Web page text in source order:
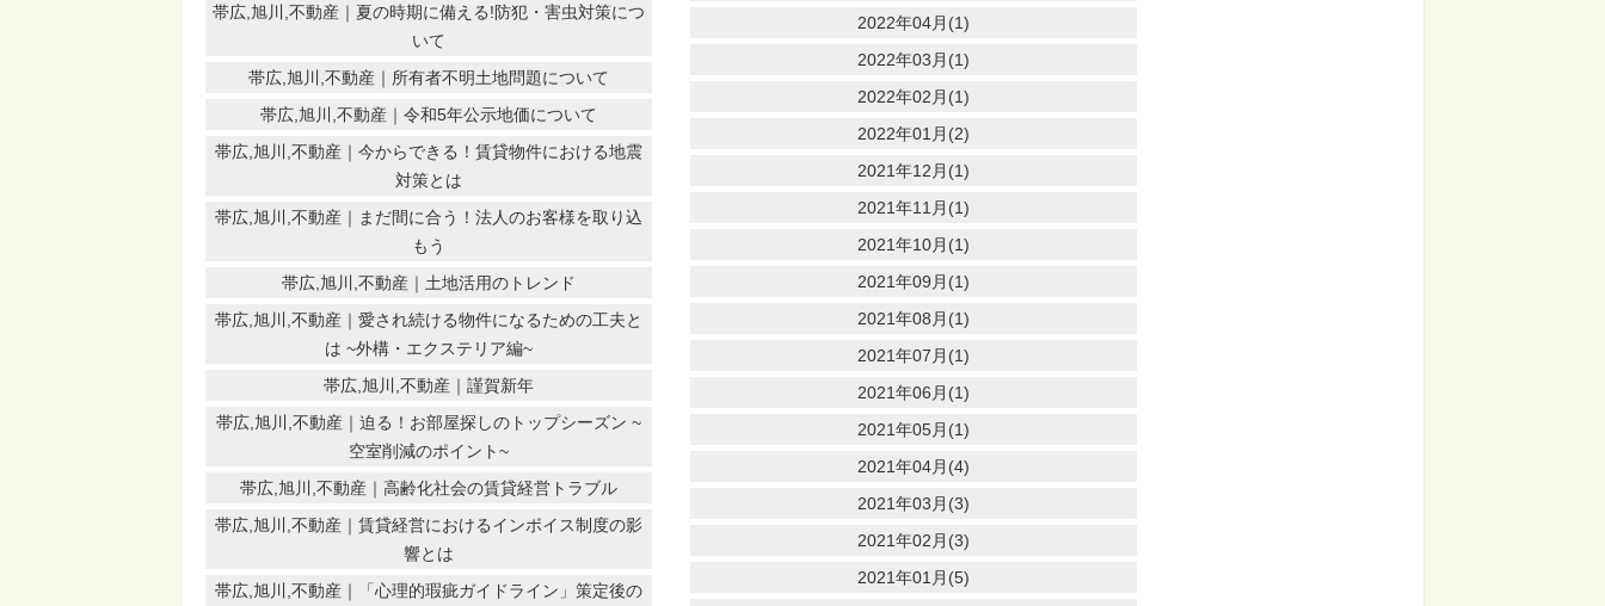
帯広,旭川,不動産｜夏の時期に備える!防犯・害虫対策につ
いて
帯広,旭川,不動産｜所有者不明土地問題について
帯広,旭川,不動産｜令和5年公示地価について
帯広,旭川,不動産｜今からできる！賃貸物件における地震
対策とは
帯広,旭川,不動産｜まだ間に合う！法人のお客様を取り込
もう
帯広,旭川,不動産｜土地活用のトレンド
帯広,旭川,不動産｜愛され続ける物件になるための工夫と
は ~外構・エクステリア編~
帯広,旭川,不動産｜謹賀新年
帯広,旭川,不動産｜迫る！お部屋探しのトップシーズン ~
空室削減のポイント~
帯広,旭川,不動産｜高齢化社会の賃貸経営トラブル
帯広,旭川,不動産｜賃貸経営におけるインボイス制度の影
響とは
帯広,旭川,不動産｜「心理的瑕疵ガイドライン」策定後の
2022年04月(1)
2022年03月(1)
2022年02月(1)
2022年01月(2)
2021年12月(1)
2021年11月(1)
2021年10月(1)
2021年09月(1)
2021年08月(1)
2021年07月(1)
2021年06月(1)
2021年05月(1)
2021年04月(4)
2021年03月(3)
2021年02月(3)
2021年01月(5)